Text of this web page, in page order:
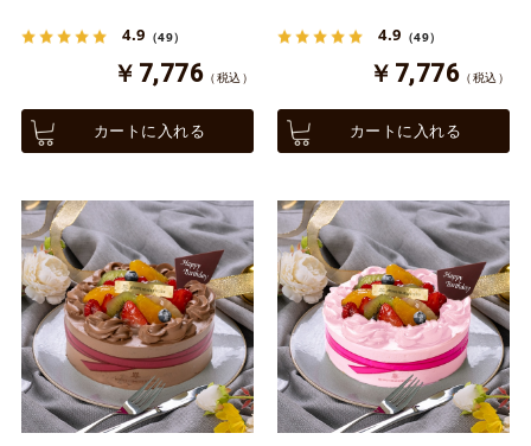
4.9 （49）
￥7,776 （税込）
カートに入れる
4.9 （49）
￥7,776 （税込）
カートに入れる